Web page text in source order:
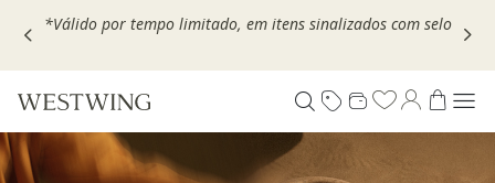
Escolha seu VOUCHER e ganhe até 30% OFF*: useMOVEL30,